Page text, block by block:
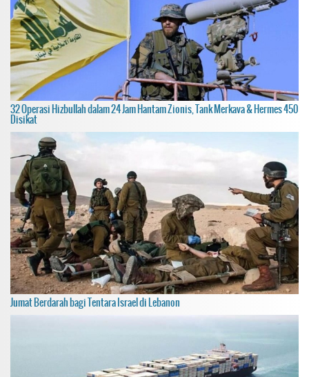
32 Operasi Hizbullah dalam 24 Jam Hantam Zionis, Tank Merkava & Hermes 450
Disikat
Jumat Berdarah bagi Tentara Israel di Lebanon